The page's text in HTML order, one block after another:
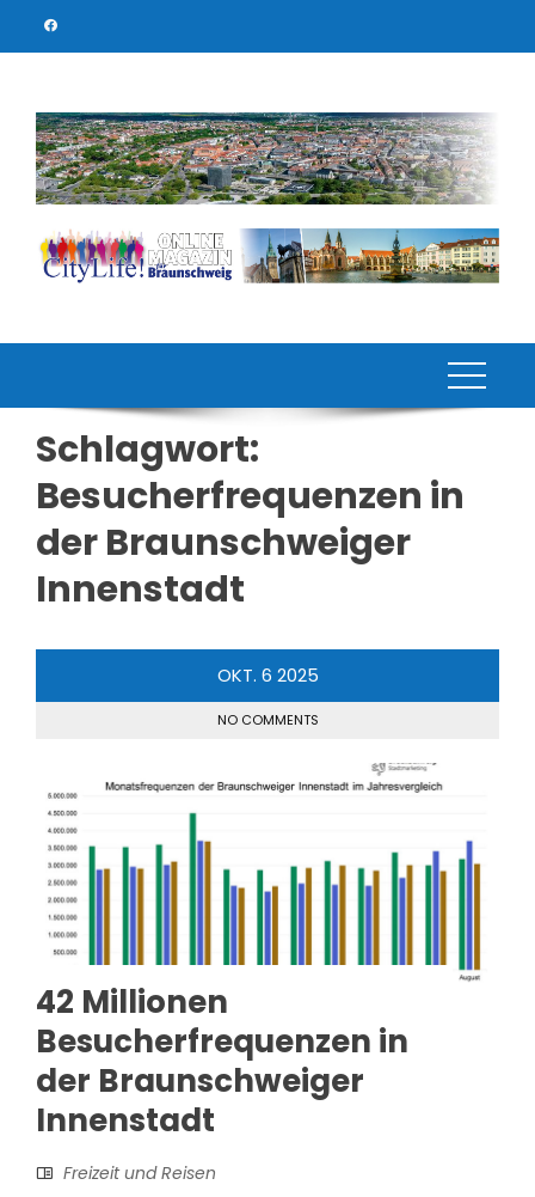
Schlagwort:
Besucherfrequenzen in
der Braunschweiger
Innenstadt
OKT. 6 2025
NO COMMENTS
42 Millionen
Besucherfrequenzen in
der Braunschweiger
Innenstadt
Freizeit und Reisen